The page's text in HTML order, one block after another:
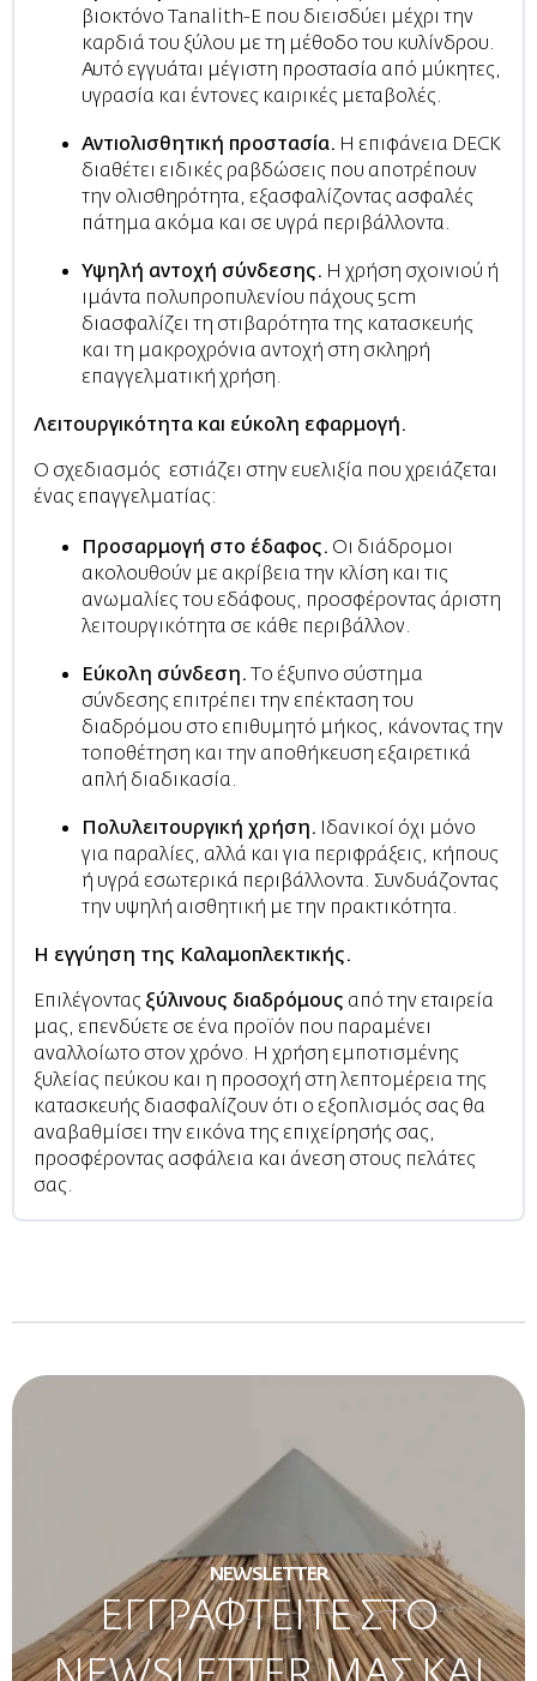
βιοκτόνο Tanalith-E που διεισδύει μέχρι την
καρδιά του ξύλου με τη μέθοδο του κυλίνδρου.
Αυτό εγγυάται μέγιστη προστασία από μύκητες,
υγρασία και έντονες καιρικές μεταβολές.
Αντιολισθητική προστασία. Η επιφάνεια DECK
διαθέτει ειδικές ραβδώσεις που αποτρέπουν
την ολισθηρότητα, εξασφαλίζοντας ασφαλές
πάτημα ακόμα και σε υγρά περιβάλλοντα.
Υψηλή αντοχή σύνδεσης. Η χρήση σχοινιού ή
ιμάντα πολυπροπυλενίου πάχους 5cm
διασφαλίζει τη στιβαρότητα της κατασκευής
και τη μακροχρόνια αντοχή στη σκληρή
επαγγελματική χρήση.
Λειτουργικότητα και εύκολη εφαρμογή.
Ο σχεδιασμός εστιάζει στην ευελιξία που χρειάζεται
ένας επαγγελματίας:
Προσαρμογή στο έδαφος. Οι διάδρομοι
ακολουθούν με ακρίβεια την κλίση και τις
ανωμαλίες του εδάφους, προσφέροντας άριστη
λειτουργικότητα σε κάθε περιβάλλον.
Εύκολη σύνδεση. Το έξυπνο σύστημα
σύνδεσης επιτρέπει την επέκταση του
διαδρόμου στο επιθυμητό μήκος, κάνοντας την
τοποθέτηση και την αποθήκευση εξαιρετικά
απλή διαδικασία.
Πολυλειτουργική χρήση. Ιδανικοί όχι μόνο
για παραλίες, αλλά και για περιφράξεις, κήπους
ή υγρά εσωτερικά περιβάλλοντα. Συνδυάζοντας
την υψηλή αισθητική με την πρακτικότητα.
Η εγγύηση της Καλαμοπλεκτικής.
Επιλέγοντας ξύλινους διαδρόμους από την εταιρεία
μας, επενδύετε σε ένα προϊόν που παραμένει
αναλλοίωτο στον χρόνο. Η χρήση εμποτισμένης
ξυλείας πεύκου και η προσοχή στη λεπτομέρεια της
κατασκευής διασφαλίζουν ότι ο εξοπλισμός σας θα
αναβαθμίσει την εικόνα της επιχείρησής σας,
προσφέροντας ασφάλεια και άνεση στους πελάτες
σας.
NEWSLETTER
ΕΓΓΡΑΦΤΕΙΤΕ ΣΤΟ